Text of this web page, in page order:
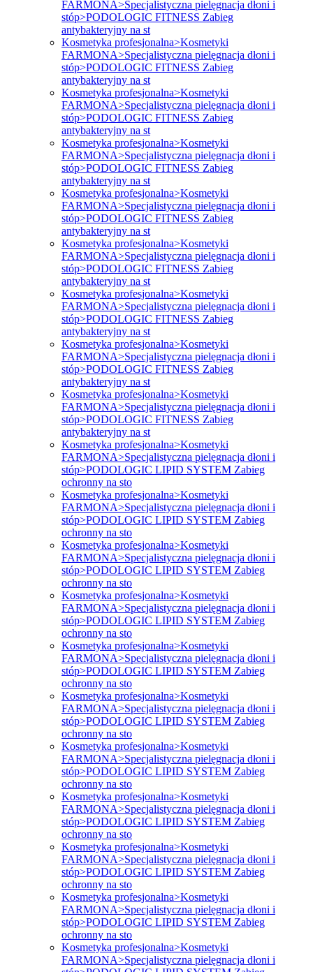
FARMONA>Specjalistyczna pielęgnacja dłoni i
stóp>PODOLOGIC FITNESS Zabieg
antybakteryjny na st
Kosmetyka profesjonalna>Kosmetyki
FARMONA>Specjalistyczna pielęgnacja dłoni i
stóp>PODOLOGIC FITNESS Zabieg
antybakteryjny na st
Kosmetyka profesjonalna>Kosmetyki
FARMONA>Specjalistyczna pielęgnacja dłoni i
stóp>PODOLOGIC FITNESS Zabieg
antybakteryjny na st
Kosmetyka profesjonalna>Kosmetyki
FARMONA>Specjalistyczna pielęgnacja dłoni i
stóp>PODOLOGIC FITNESS Zabieg
antybakteryjny na st
Kosmetyka profesjonalna>Kosmetyki
FARMONA>Specjalistyczna pielęgnacja dłoni i
stóp>PODOLOGIC FITNESS Zabieg
antybakteryjny na st
Kosmetyka profesjonalna>Kosmetyki
FARMONA>Specjalistyczna pielęgnacja dłoni i
stóp>PODOLOGIC FITNESS Zabieg
antybakteryjny na st
Kosmetyka profesjonalna>Kosmetyki
FARMONA>Specjalistyczna pielęgnacja dłoni i
stóp>PODOLOGIC FITNESS Zabieg
antybakteryjny na st
Kosmetyka profesjonalna>Kosmetyki
FARMONA>Specjalistyczna pielęgnacja dłoni i
stóp>PODOLOGIC FITNESS Zabieg
antybakteryjny na st
Kosmetyka profesjonalna>Kosmetyki
FARMONA>Specjalistyczna pielęgnacja dłoni i
stóp>PODOLOGIC FITNESS Zabieg
antybakteryjny na st
Kosmetyka profesjonalna>Kosmetyki
FARMONA>Specjalistyczna pielęgnacja dłoni i
stóp>PODOLOGIC LIPID SYSTEM Zabieg
ochronny na sto
Kosmetyka profesjonalna>Kosmetyki
FARMONA>Specjalistyczna pielęgnacja dłoni i
stóp>PODOLOGIC LIPID SYSTEM Zabieg
ochronny na sto
Kosmetyka profesjonalna>Kosmetyki
FARMONA>Specjalistyczna pielęgnacja dłoni i
stóp>PODOLOGIC LIPID SYSTEM Zabieg
ochronny na sto
Kosmetyka profesjonalna>Kosmetyki
FARMONA>Specjalistyczna pielęgnacja dłoni i
stóp>PODOLOGIC LIPID SYSTEM Zabieg
ochronny na sto
Kosmetyka profesjonalna>Kosmetyki
FARMONA>Specjalistyczna pielęgnacja dłoni i
stóp>PODOLOGIC LIPID SYSTEM Zabieg
ochronny na sto
Kosmetyka profesjonalna>Kosmetyki
FARMONA>Specjalistyczna pielęgnacja dłoni i
stóp>PODOLOGIC LIPID SYSTEM Zabieg
ochronny na sto
Kosmetyka profesjonalna>Kosmetyki
FARMONA>Specjalistyczna pielęgnacja dłoni i
stóp>PODOLOGIC LIPID SYSTEM Zabieg
ochronny na sto
Kosmetyka profesjonalna>Kosmetyki
FARMONA>Specjalistyczna pielęgnacja dłoni i
stóp>PODOLOGIC LIPID SYSTEM Zabieg
ochronny na sto
Kosmetyka profesjonalna>Kosmetyki
FARMONA>Specjalistyczna pielęgnacja dłoni i
stóp>PODOLOGIC LIPID SYSTEM Zabieg
ochronny na sto
Kosmetyka profesjonalna>Kosmetyki
FARMONA>Specjalistyczna pielęgnacja dłoni i
stóp>PODOLOGIC LIPID SYSTEM Zabieg
ochronny na sto
Kosmetyka profesjonalna>Kosmetyki
FARMONA>Specjalistyczna pielęgnacja dłoni i